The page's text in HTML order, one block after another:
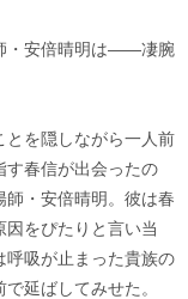
・安倍晴明は――凄腕
とを隠しながら一人前
す春信が出会ったの
師・安倍晴明。彼は春
因をぴたりと言い当
呼吸が止まった貴族の
延ばしてみせた。